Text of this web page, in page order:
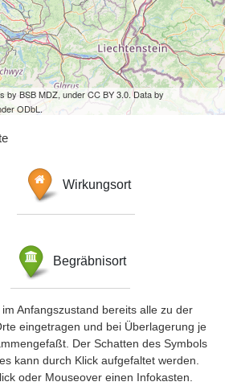
by BSB MDZ, under CC BY 3.0. Data by
ODbL.
Wirkungsort
Begräbnisort
Anfangszustand bereits alle zu der
eingetragen und bei Überlagerung je
Der Schatten des Symbols
kann durch Klick aufgefaltet werden.
oder Mouseover einen Infokasten.